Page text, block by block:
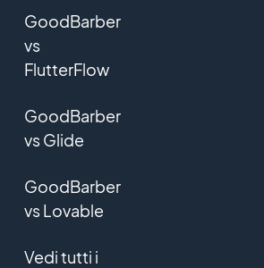
GoodBarber
vs
FlutterFlow
GoodBarber
vs Glide
GoodBarber
vs Lovable
Vedi tutti i